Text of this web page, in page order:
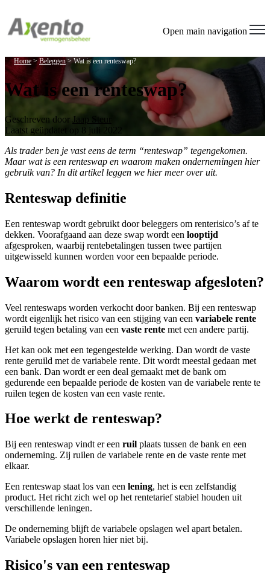
Open main navigation
Home >Beleggen >Wat is een renteswap?
Wat is een renteswap?
Geschreven door Jaap Steur
Laatst geüpdatet op 8 juli 2022
Als trader ben je vast eens de term “renteswap” tegengekomen.
Maar wat is een renteswap en waarom maken ondernemingen hier
gebruik van? In dit artikel leggen we hier meer over uit.
Renteswap definitie
Een renteswap wordt gebruikt door beleggers om renterisico’s af te
dekken. Voorafgaand aan deze swap wordt een looptijd
afgesproken, waarbij rentebetalingen tussen twee partijen
uitgewisseld kunnen worden voor een bepaalde periode.
Waarom wordt een renteswap afgesloten?
Veel renteswaps worden verkocht door banken. Bij een renteswap
wordt eigenlijk het risico van een stijging van een variabele rente
geruild tegen betaling van een vaste rente met een andere partij.
Het kan ook met een tegengestelde werking. Dan wordt de vaste
rente geruild met de variabele rente. Dit wordt meestal gedaan met
een bank. Dan wordt er een deal gemaakt met de bank om
gedurende een bepaalde periode de kosten van de variabele rente te
ruilen tegen de kosten van een vaste rente.
Hoe werkt de renteswap?
Bij een renteswap vindt er een ruil plaats tussen de bank en een
onderneming. Zij ruilen de variabele rente en de vaste rente met
elkaar.
Een renteswap staat los van een lening, het is een zelfstandig
product. Het richt zich wel op het rentetarief stabiel houden uit
verschillende leningen.
De onderneming blijft de variabele opslagen wel apart betalen.
Variabele opslagen horen hier niet bij.
Risico's van een renteswap